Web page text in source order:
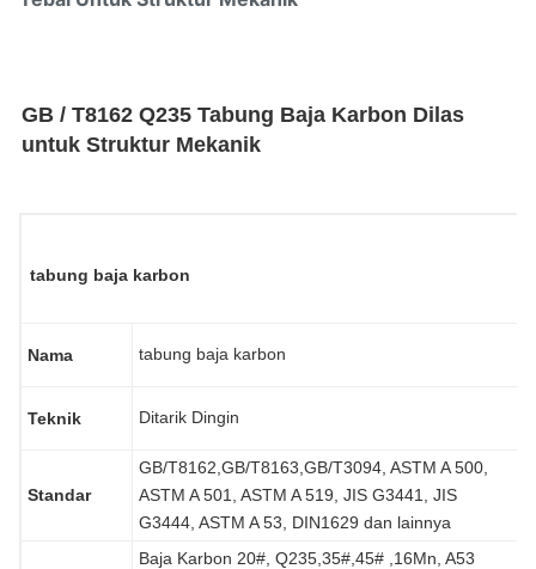
GB / T8162 Q235 Tabung Baja Karbon Dilas
untuk Struktur Mekanik
tabung baja karbon
Nama tabung baja karbon
Teknik Ditarik Dingin
Standar
GB/T8162,GB/T8163,GB/T3094, ASTM A 500,
ASTM A 501, ASTM A 519, JIS G3441, JIS
G3444, ASTM A 53, DIN1629 dan lainnya
Baja Karbon 20#, Q235,35#,45# ,16Mn, A53